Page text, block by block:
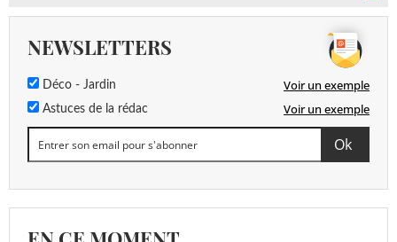
NEWSLETTERS
Déco - Jardin Voir un exemple
Astuces de la rédac Voir un exemple